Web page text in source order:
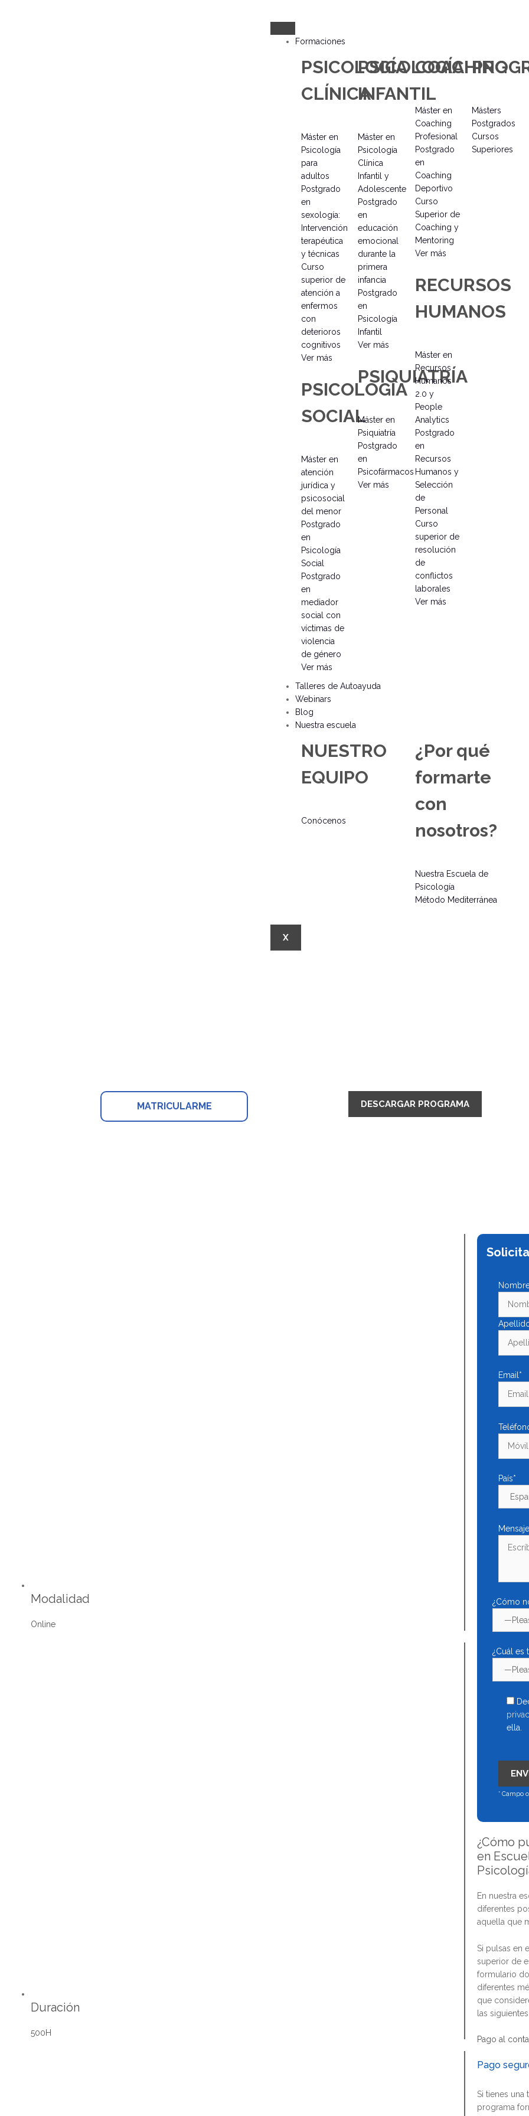
Formaciones
PSICOLOGÍA
CLÍNICA
Máster en
Psicología
para
adultos
Postgrado
en
sexología:
Intervención
terapéutica
y técnicas
Curso
superior de
atención a
enfermos
con
deterioros
cognitivos
Ver más
PSICOLOGÍA
SOCIAL
Máster en
atención
jurídica y
psicosocial
del menor
Postgrado
en
Psicología
Social
Postgrado
en
mediador
social con
víctimas de
violencia
de género
Ver más
PSICOLOGÍA
INFANTIL
Máster en
Psicología
Clínica
Infantil y
Adolescente
Postgrado
en
educación
emocional
durante la
primera
infancia
Postgrado
en
Psicología
Infantil
Ver más
PSIQUIATRÍA
Máster en
Psiquiatría
Postgrado
en
Psicofármacos
Ver más
COACHING
Máster en
Coaching
Profesional
Postgrado
en
Coaching
Deportivo
Curso
Superior de
Coaching y
Mentoring
Ver más
RECURSOS
HUMANOS
Máster en
Recursos
Humanos
2.0 y
People
Analytics
Postgrado
en
Recursos
Humanos y
Selección
de
Personal
Curso
superior de
resolución
de
conflictos
laborales
Ver más
Másters
Postgrados
Cursos
Superiores
Talleres de Autoayuda
Webinars
Blog
Nuestra escuela
NUESTRO
EQUIPO
Conócenos
¿Por qué
formarte
con
nosotros?
Nuestra Escuela de
Psicología
Método Mediterránea
X
MATRICULARME DESCARGAR PROGRAMA
Modalidad
Online
Duración
500H
Email*
País*
Mensaje
¿Cómo
¿Cuál es
ella.
* Campo
¿Cómo
en
En nuestra
diferentes
aquella que
Si pulsas en
superior de
formulario
diferentes
que
las
Pago al
Pago
Si tienes una
programa